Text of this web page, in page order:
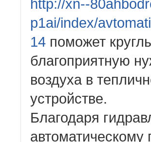
http://xn--
p1ai/index/
14 поможет
благоприятную
воздуха в
устройстве.
Благодаря
автоматическому